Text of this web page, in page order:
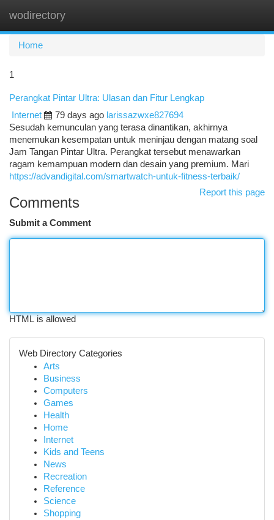
wodirectory
Home
1
Perangkat Pintar Ultra: Ulasan dan Fitur Lengkap
Internet
79 days ago larissazwxe827694
Sesudah kemunculan yang terasa dinantikan, akhirnya
menemukan kesempatan untuk meninjau dengan matang soal
Jam Tangan Pintar Ultra. Perangkat tersebut menawarkan
ragam kemampuan modern dan desain yang premium. Mari
https://advandigital.com/smartwatch-untuk-fitness-terbaik/
Report this page
Comments
Submit a Comment
HTML is allowed
Web Directory Categories
Arts
Business
Computers
Games
Health
Home
Internet
Kids and Teens
News
Recreation
Reference
Science
Shopping